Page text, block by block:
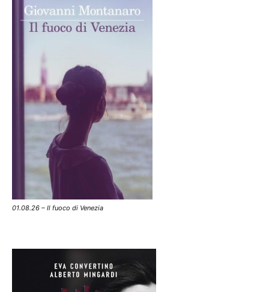
01.08.26 – Il fuoco di Venezia